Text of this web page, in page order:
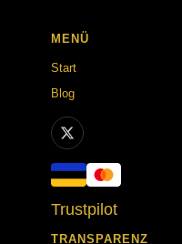
MENÜ
Start
Blog
Trustpilot
TRANSPARENZ